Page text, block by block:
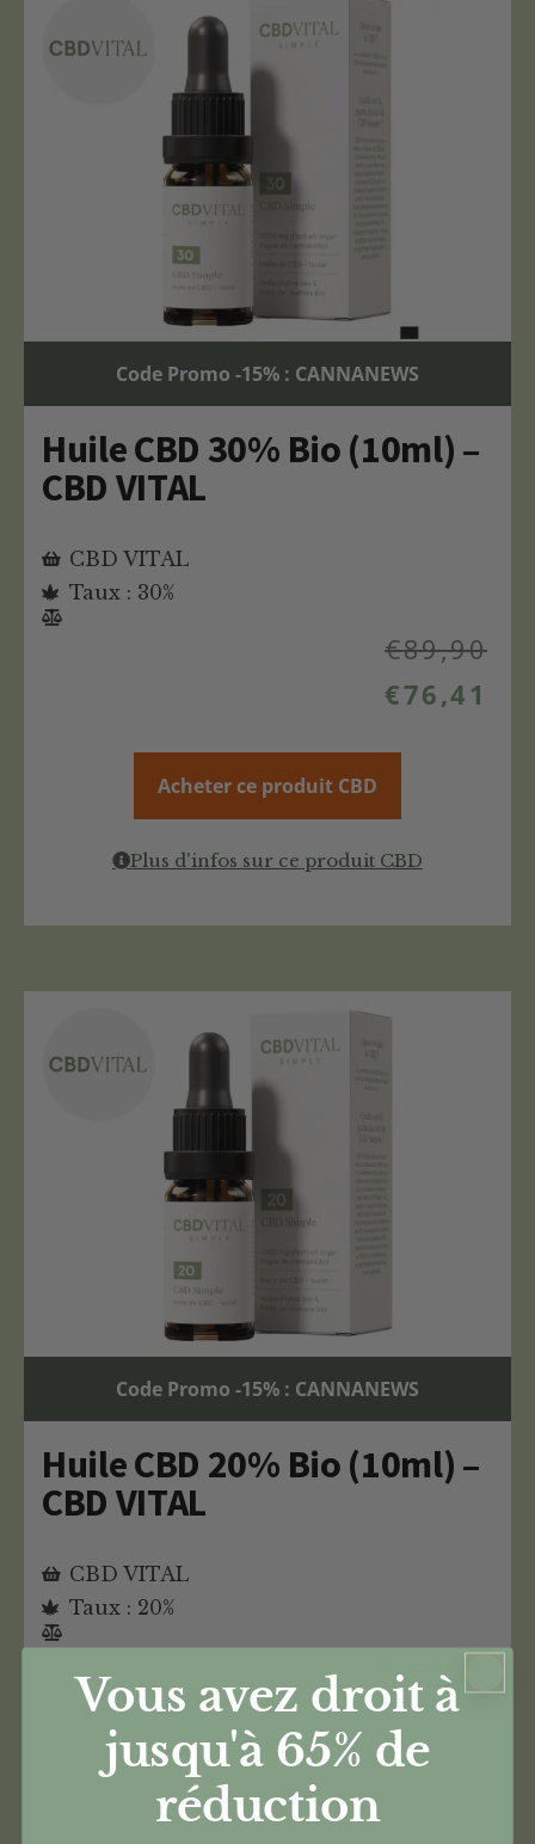
Code Promo -15% : CANNANEWS
Huile CBD 30% Bio (10ml) –
CBD VITAL
CBD VITAL
Taux : 30%
€89,90
€76,41
Acheter ce produit CBD
Plus d'infos sur ce produit CBD
Code Promo -15% : CANNANEWS
Huile CBD 20% Bio (10ml) –
CBD VITAL
CBD VITAL
Taux : 20%
69,90
€59,41
Acheter ce produit CBD
Vous avez droit à
jusqu'à 65% de
réduction